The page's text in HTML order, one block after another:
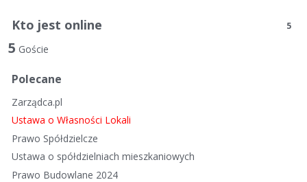
n
a
Kto jest online 5
5 Goście
Polecane
Zarządca.pl
Ustawa o Własności Lokali
Prawo Spółdzielcze
Ustawa o spółdzielniach mieszkaniowych
Prawo Budowlane 2024